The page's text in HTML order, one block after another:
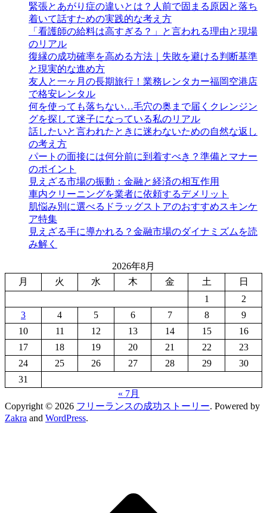
緊張とあがり症の違いとは？人前で固まる原因と落ち
着いて話すための実践的な考え方
「看護師の給料は高すぎる？」と言われる理由と現場
のリアル
復縁の成功確率を高める方法｜失敗を避ける判断基準
と現実的な進め方
友人と一ヶ月の長期旅行！業務レンタカー福岡空港店
で格安レンタル
何を使っても落ちない…毛穴の奥まで届くクレンジン
グを探して迷子になっている私のリアル
話したいと言われたときに迷わないための自然な返し
の考え方
パートの面接には何分前に到着すべき？準備とマナー
のポイント
見えざる市場の振動：金融と経済の相互作用
車内クリーニングを業者に依頼するデメリット
肌悩み別に選べるドラッグストアのおすすめスキンケ
ア特集
見えざる手に導かれる？金融市場のダイナミズムを読
み解く
2026年8月
月
火 水 木 金 土
日
1
2
3
4 5 6 7 8
9
10
11 12 13 14 15
16
17
18 19 20 21 22
23
24
25 26 27 28 29
30
31
« 7月
Copyright © 2026 フリーランスの成功ストーリー. Powered by
Zakra and WordPress.